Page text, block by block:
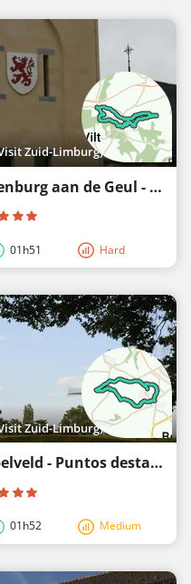
Zuid-Limburg)
Ruta de senderismo - Valkenburg aan de Geul - Ruta romana de Valkenburg
01h51 Hard
Zuid-Limburg)
Ruta de senderismo - Simpelveld - Puntos destacados romanos en Simpelveld
01h52 Medium